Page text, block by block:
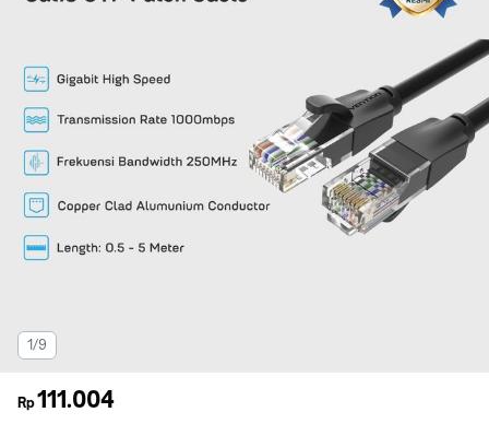
1/9
Rp111.004